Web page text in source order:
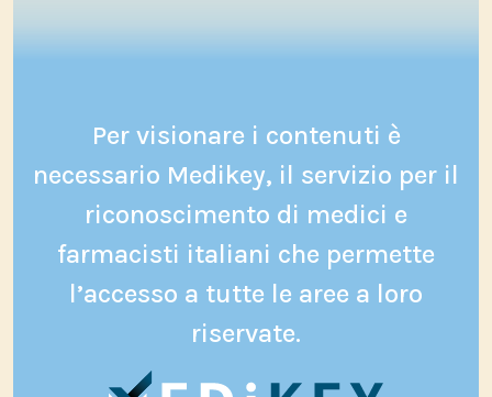
Per visionare i contenuti è
necessario Medikey, il servizio per il
riconoscimento di medici e
farmacisti italiani che permette
l’accesso a tutte le aree a loro
riservate.